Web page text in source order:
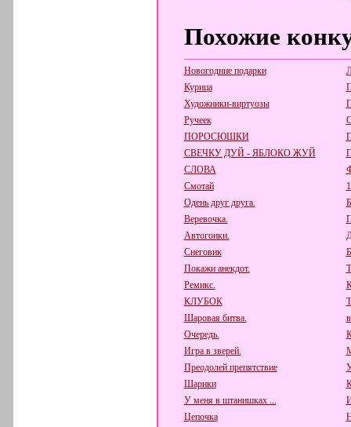
Похожие
Новогодние подарки
Курица
Художники-виртуозы
Ручеек
ПОРОСЮШКИ
СВЕЧКУ ДУЙ - ЯБЛОКО ЖУЙ
СЛОВА
Смотай
Одень друг друга.
Веревочка.
Автогонки.
Снеговик
Покажи анекдот.
Ремикс.
КЛУБОК
Шаровая битва.
Очередь.
Игра в зверей.
Преодолей препятствие
Шарики
У меня в штанишках ...
Цепочка